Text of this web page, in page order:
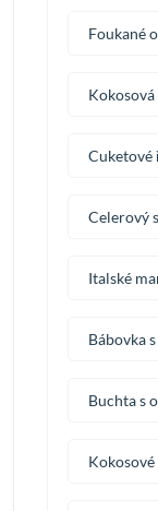
Foukané
Cuketové
Celerový
Italské
Bábovka
Buchta s